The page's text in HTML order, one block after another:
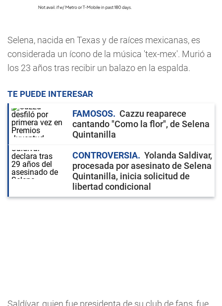
Selena, nacida en Texas y de raíces mexicanas, es
considerada un ícono de la música 'tex-mex'. Murió a
los 23 años tras recibir un balazo en la espalda.
TE PUEDE INTERESAR
FAMOSOS
Cazzu reaparece
cantando "Como la flor", de Selena
Quintanilla
CONTROVERSIA
Yolanda Saldivar,
procesada por asesinato de Selena
Quintanilla, inicia solicitud de
libertad condicional
Saldívar, quien fue presidenta de su club de fans, fue